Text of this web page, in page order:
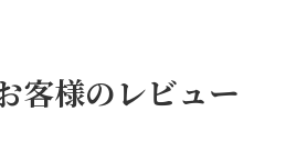
客様のレビュー